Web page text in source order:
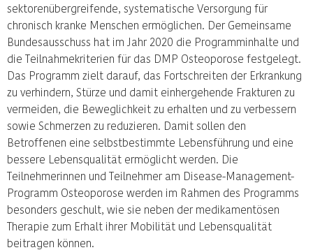
sektorenübergreifende, systematische Versorgung für
chronisch kranke Menschen ermöglichen. Der Gemeinsame
Bundesausschuss hat im Jahr 2020 die Programminhalte und
die Teilnahmekriterien für das DMP Osteoporose festgelegt.
Das Programm zielt darauf, das Fortschreiten der Erkrankung
zu verhindern, Stürze und damit einhergehende Frakturen zu
vermeiden, die Beweglichkeit zu erhalten und zu verbessern
sowie Schmerzen zu reduzieren. Damit sollen den
Betroffenen eine selbstbestimmte Lebensführung und eine
bessere Lebensqualität ermöglicht werden. Die
Teilnehmerinnen und Teilnehmer am Disease-Management-
Programm Osteoporose werden im Rahmen des Programms
besonders geschult, wie sie neben der medikamentösen
Therapie zum Erhalt ihrer Mobilität und Lebensqualität
beitragen können.